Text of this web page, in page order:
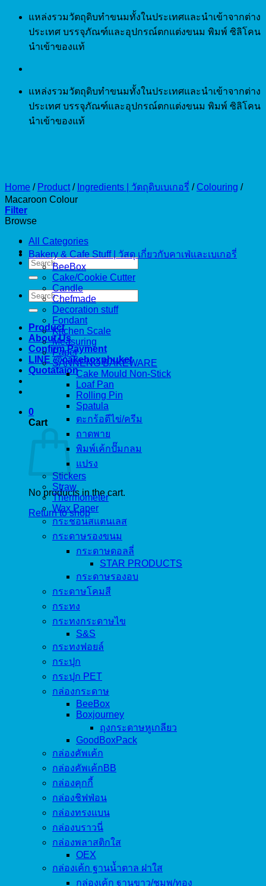
Skip
content
แหล่งรวมวัตถุดิบทำขนมทั้งในประเทศและนำเข้าจากต่าง
ประเทศ บรรจุภัณฑ์และอุปกรณ์ตกแต่งขนม พิมพ์ ซิลิโคน
นำเข้าของแท้
แหล่งรวมวัตถุดิบทำขนมทั้งในประเทศและนำเข้าจากต่าง
ประเทศ บรรจุภัณฑ์และอุปกรณ์ตกแต่งขนม พิมพ์ ซิลิโคน
นำเข้าของแท้
Search
for:
Search
for:
Product
About Us
Confirm Payment
LINE @cakeboxphuket
Quotataion
0
Cart
No products in the cart.
Return to shop
Home / Product / Ingredients | วัตถุดิบเบเกอรี่ / Colouring /
Macaroon Colour
Filter
Browse
All Categories
Bakery & Cafe Stuff | วัสดุ เกี่ยวกับคาเฟ่และเบเกอรี่
BeeBox
Cake/Cookie Cutter
Candle
Chefmade
Decoration stuff
Fondant
Kitchen Scale
Measuring
Paper
SANNENG BAKEWARE
Cake Mould Non-Stick
Loaf Pan
Rolling Pin
Spatula
ตะกร้อตีไข่/ครีม
ถาดพาย
พิมพ์เค้กปั๊มกลม
แปรง
Stickers
Straw
Thermometer
Wax Paper
กระชอนสแตนเลส
กระดาษรองขนม
กระดาษดอลลี่
STAR PRODUCTS
กระดาษรองอบ
กระดาษโคมสี
กระทง
กระทงกระดาษไข
S&S
กระทงฟอยล์
กระปุก
กระปุก PET
กล่องกระดาษ
BeeBox
Boxjourney
ถุงกระดาษหูเกลียว
GoodBoxPack
กล่องคัพเค้ก
กล่องคัพเค้กBB
กล่องคุกกี้
กล่องชิฟฟ่อน
กล่องทรงแบน
กล่องบราวนี่
กล่องพลาสติกใส
OEX
กล่องเค้ก ฐานน้ำตาล ฝาใส
กล่องเค้ก ฐานขาว/ชมพู/ทอง